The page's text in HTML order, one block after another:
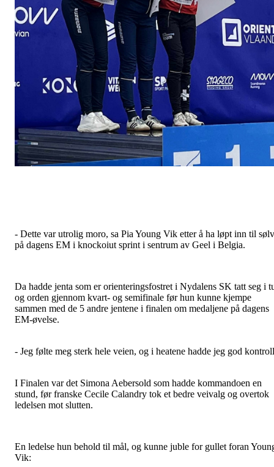
- Dette var utrolig moro, sa Pia Young Vik etter å ha løpt inn til sølv
på dagens EM i knockoiut sprint i sentrum av Geel i Belgia.
Da hadde jenta som er orienteringsfostret i Nydalens SK tatt seg i
og orden gjennom kvart- og semifinale før hun kunne kjempe
sammen med de 5 andre jentene i finalen om medaljene på dagens
EM-øvelse.
- Jeg følte meg sterk hele veien, og i heatene hadde jeg god
I Finalen var det Simona Aebersold som hadde kommandoen en
stund, før franske Cecile Calandry tok et bedre veivalg og overtok
ledelsen mot slutten.
En ledelse hun behold til mål, og kunne juble for gullet foran
Vik: